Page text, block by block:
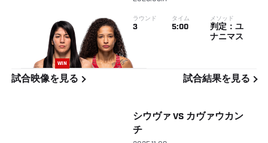
WIN
ラウンド
3
タイム
5:00
メソッド
判定：ユ
ナニマス
試合映像を見る 試合結果を見る
シウヴァ VS カヴァウカン
チ